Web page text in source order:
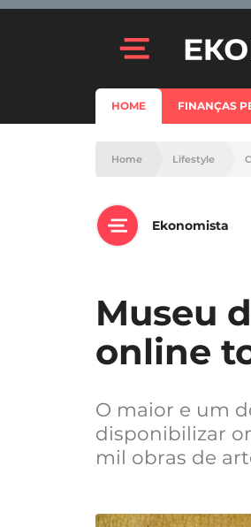
HOME FINANÇAS
Home Lifestyle
Ekonomista
Museu
online
O maior e um
disponibilizar
mil obras de